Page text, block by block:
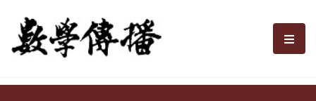
數學傳播 選